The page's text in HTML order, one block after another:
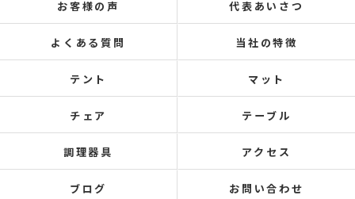
お客様の声 代表あいさつ
よくある質問 当社の特徴
テント マット
チェア テーブル
調理器具 アクセス
ブログ お問い合わせ